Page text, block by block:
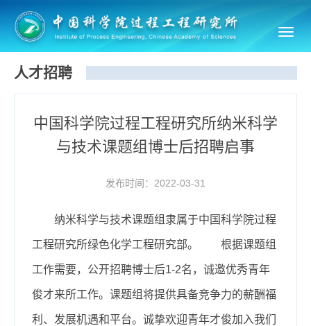
人才招聘
中国科学院过程工程研究所纳米科学
与技术课题组博士后招聘启事
发布时间：2022-03-31
纳米科学与技术课题组隶属于中国科学院过程
工程研究所绿色化学工程研究部。 根据课题组
工作需要，公开招聘博士后1-2名，诚邀优秀青年
俊才来所工作。课题组将提供具备竞争力的薪酬福
利、发展机遇和平台。诚挚欢迎青年才俊加入我们